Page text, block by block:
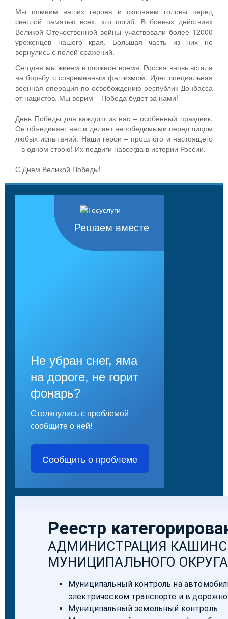
Мы помним наших героев и склоняем головы перед
светлой памятью всех, кто погиб. В боевых действиях
Великой Отечественной войны участвовали более 12000
уроженцев нашего края. Большая часть из них не
вернулись с полей сражений.
Сегодня мы живем в сложное время. Россия вновь встала
на борьбу с современным фашизмом. Идет специальная
военная операция по освобождению республик Донбасса
от нацистов. Мы верим – Победа будет за нами!
День Победы для каждого из нас – особенный праздник.
Он объединяет нас и делает непобедимыми перед лицом
любых испытаний. Наши герои – прошлого и настоящего
– в одном строю! Их подвиги навсегда в истории России.
С Днем Великой Победы!
Решаем вместе
Не убран снег, яма
на дороге, не горит
фонарь?
Столкнулись с проблемой —
сообщите о ней!
Сообщить о проблеме